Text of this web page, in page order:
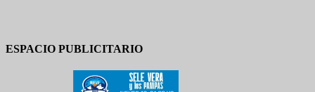
ESPACIO PUBLICITARIO